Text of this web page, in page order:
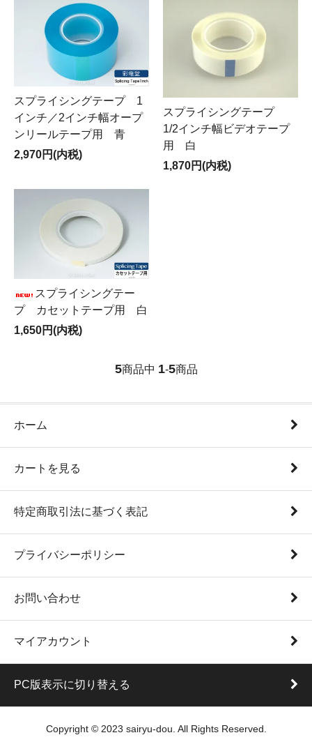
スプライシングテープ 1
インチ／2インチ幅オープ
ンリールテープ用 青
2,970円(内税)
スプライシングテープ
1/2インチ幅ビデオテープ
用 白
1,870円(内税)
スプライシングテー
プ カセットテープ用 白
1,650円(内税)
5商品中 1-5商品
ホーム
カートを見る
特定商取引法に基づく表記
プライバシーポリシー
お問い合わせ
マイアカウント
PC版表示に切り替える
Copyright © 2023 sairyu-dou. All Rights Reserved.